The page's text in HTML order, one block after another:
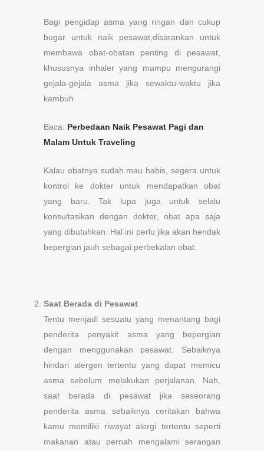
Bagi pengidap asma yang ringan dan cukup
bugar untuk naik pesawat,disarankan untuk
membawa obat-obatan penting di pesawat,
khususnya inhaler yang mampu mengurangi
gejala-gejala asma jika sewaktu-waktu jika
kambuh.
Baca: Perbedaan Naik Pesawat Pagi dan
Malam Untuk Traveling
Kalau obatnya sudah mau habis, segera untuk
kontrol ke dokter untuk mendapatkan obat
yang baru. Tak lupa juga untuk selalu
konsultasikan dengan dokter, obat apa saja
yang dibutuhkan. Hal ini perlu jika akan hendak
bepergian jauh sebagai perbekalan obat.
Saat Berada di Pesawat
Tentu menjadi sesuatu yang menantang bagi
penderita penyakit asma yang bepergian
dengan menggunakan pesawat. Sebaiknya
hindari alergen tertentu yang dapat memicu
asma sebelum melakukan perjalanan. Nah,
saat berada di pesawat jika seseorang
penderita asma sebaiknya ceritakan bahwa
kamu memiliki riwayat alergi tertentu seperti
makanan atau pernah mengalami serangan